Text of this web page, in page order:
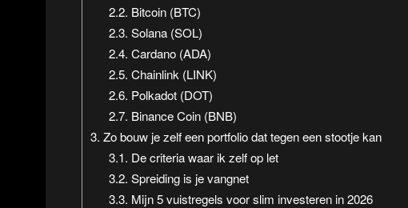
2.2. Bitcoin (BTC)
2.3. Solana (SOL)
2.4. Cardano (ADA)
2.5. Chainlink (LINK)
2.6. Polkadot (DOT)
2.7. Binance Coin (BNB)
3. Zo bouw je zelf een portfolio dat tegen een stootje kan
3.1. De criteria waar ik zelf op let
3.2. Spreiding is je vangnet
3.3. Mijn 5 vuistregels voor slim investeren in 2026